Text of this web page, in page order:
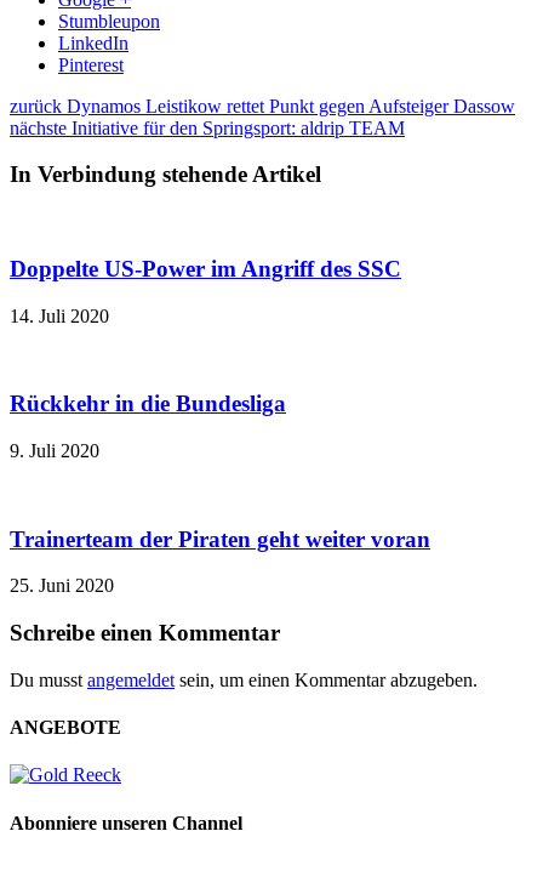
Stumbleupon
LinkedIn
Pinterest
zurück Dynamos Leistikow rettet Punkt gegen Aufsteiger Dassow
nächste Initiative für den Springsport: aldrip TEAM
In Verbindung stehende Artikel
Doppelte US-Power im Angriff des SSC
14. Juli 2020
Rückkehr in die Bundesliga
9. Juli 2020
Trainerteam der Piraten geht weiter voran
25. Juni 2020
Schreibe einen Kommentar
Du musst angemeldet sein, um einen Kommentar abzugeben.
ANGEBOTE
Abonniere unseren Channel